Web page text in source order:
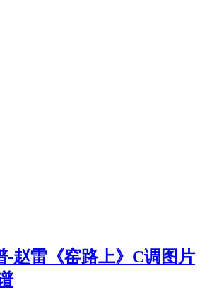
-赵雷《窑路上》C调图片